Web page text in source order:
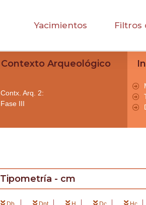
Yacimientos Filtros
Contexto Arqueológico
Contx. Arq. 2:
Fase III
Tipometría - cm